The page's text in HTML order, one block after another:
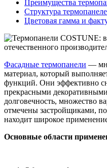
Преимущества
Структура
Цветовая гамма и
Фасадные термопанели —
материал, который
функций. Они эффективно
прекрасными
долговечность, множество
отмечены застройщиками,
находит широкое
Основные области